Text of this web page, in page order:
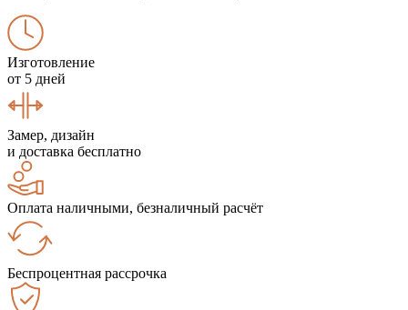
Изготовление
от 5 дней
Замер, дизайн
и доставка бесплатно
Оплата наличными, безналичный расчёт
Беспроцентная рассрочка